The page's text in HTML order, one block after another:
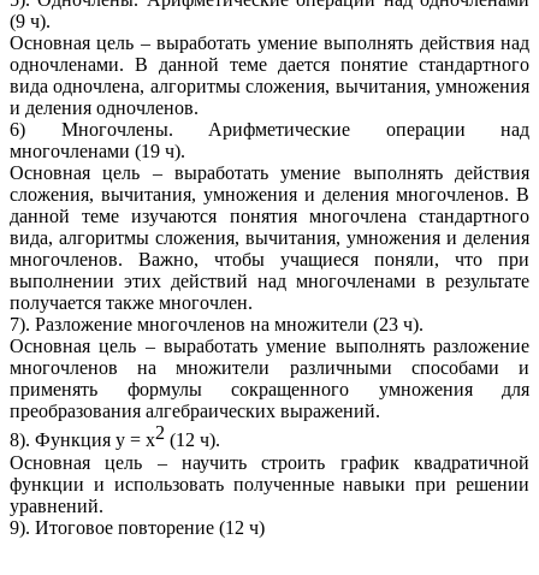
(9 ч).
Основная цель – выработать умение выполнять действия над
одночленами. В данной теме дается понятие стандартного
вида одночлена, алгоритмы сложения, вычитания, умножения
и деления одночленов.
6) Многочлены. Арифметические операции над
многочленами (19 ч).
Основная цель – выработать умение выполнять действия
сложения, вычитания, умножения и деления многочленов. В
данной теме изучаются понятия многочлена стандартного
вида, алгоритмы сложения, вычитания, умножения и деления
многочленов. Важно, чтобы учащиеся поняли, что при
выполнении этих действий над многочленами в результате
получается также многочлен.
7). Разложение многочленов на множители (23 ч).
Основная цель – выработать умение выполнять разложение
многочленов на множители различными способами и
применять формулы сокращенного умножения для
преобразования алгебраических выражений.
8). Функция у = х2 (12 ч).
Основная цель – научить строить график квадратичной
функции и использовать полученные навыки при решении
уравнений.
9). Итоговое повторение (12 ч)